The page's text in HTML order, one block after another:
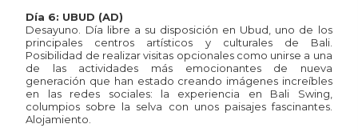
Día 6: UBUD (AD)
Desayuno. Día libre a su disposición en Ubud, uno de los
principales centros artísticos y culturales de Bali.
Posibilidad de realizar visitas opcionales como unirse a una
de las actividades más emocionantes de nueva
generación que han estado creando imágenes increíbles
en las redes sociales: la experiencia en Bali Swing,
columpios sobre la selva con unos paisajes fascinantes.
Alojamiento.